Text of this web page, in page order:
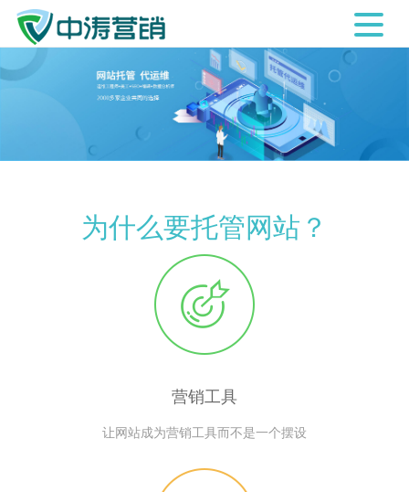
为什么要托管网站？
营销工具
让网站成为营销工具而不是一个摆设